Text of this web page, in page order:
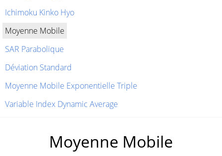
Ichimoku Kinko Hyo
Moyenne Mobile
SAR Parabolique
Déviation Standard
Moyenne Mobile Exponentielle Triple
Variable Index Dynamic Average
Moyenne Mobile